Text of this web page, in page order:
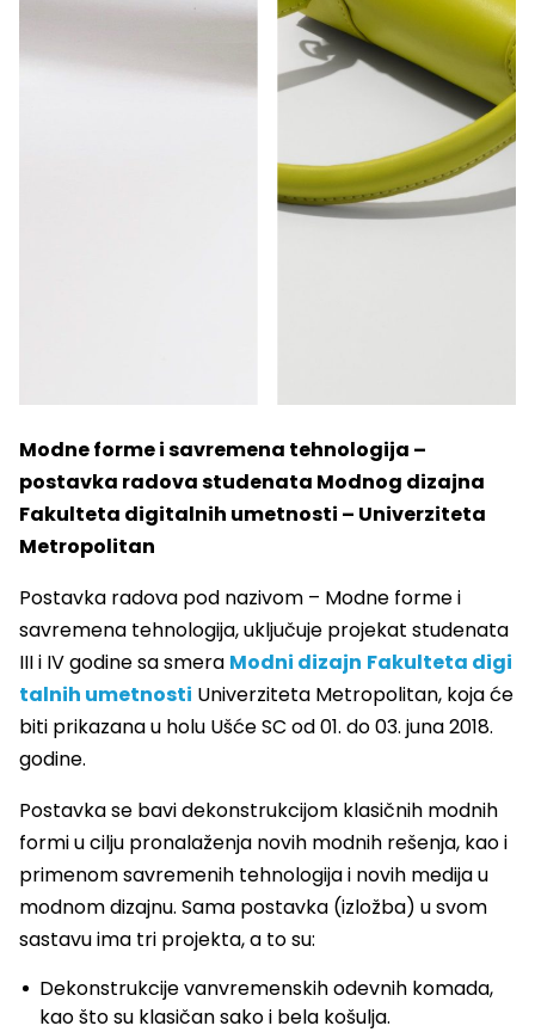
Modne forme i savremena tehnologija –
postavka radova studenata Modnog dizajna
Fakulteta digitalnih umetnosti – Univerziteta
Metropolitan
Postavka radova pod nazivom – Modne forme i
savremena tehnologija, uključuje projekat studenata
III i IV godine sa smera Modni dizajn Fakulteta digi
talnih umetnosti Univerziteta Metropolitan, koja će
biti prikazana u holu Ušće SC od 01. do 03. juna 2018.
godine.
Postavka se bavi dekonstrukcijom klasičnih modnih
formi u cilju pronalaženja novih modnih rešenja, kao i
primenom savremenih tehnologija i novih medija u
modnom dizajnu. Sama postavka (izložba) u svom
sastavu ima tri projekta, a to su:
Dekonstrukcije vanvremenskih odevnih komada,
kao što su klasičan sako i bela košulja.